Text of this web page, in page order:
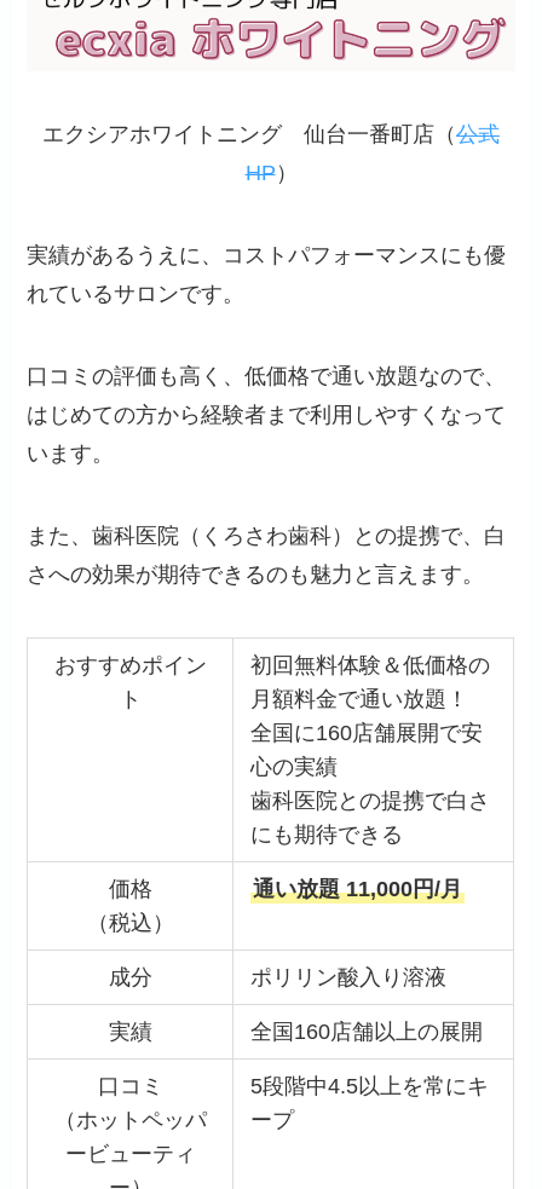
エクシアホワイトニング 仙台一番町店（公式
HP）
実績があるうえに、コストパフォーマンスにも優
れているサロンです。
口コミの評価も高く、低価格で通い放題なので、
はじめての方から経験者まで利用しやすくなって
います。
また、歯科医院（くろさわ歯科）との提携で、白
さへの効果が期待できるのも魅力と言えます。
おすすめポイン
ト
初回無料体験＆低価格の
月額料金で通い放題！
全国に160店舗展開で安
心の実績
歯科医院との提携で白さ
にも期待できる
価格
（税込）
通い放題 11,000円/月
成分 ポリリン酸入り溶液
実績 全国160店舗以上の展開
口コミ
（ホットペッパ
ービューティ
5段階中4.5以上を常にキ
ープ